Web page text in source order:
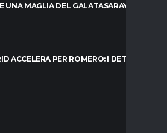
UNA MAGLIA DEL GALATASARAY: “FAI
ACCELERA PER ROMERO: I DETTAGLI